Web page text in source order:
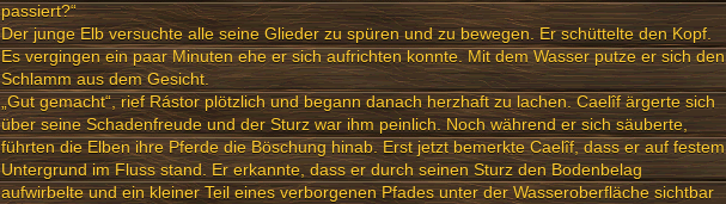
passiert?“
Der junge Elb versuchte alle seine Glieder zu spüren und zu bewegen. Er schüttelte den Kopf.
Es vergingen ein paar Minuten ehe er sich aufrichten konnte. Mit dem Wasser putze er sich den
Schlamm aus dem Gesicht.
„Gut gemacht“, rief Rástor plötzlich und begann danach herzhaft zu lachen. Caelîf ärgerte sich
über seine Schadenfreude und der Sturz war ihm peinlich. Noch während er sich säuberte,
führten die Elben ihre Pferde die Böschung hinab. Erst jetzt bemerkte Caelîf, dass er auf festem
Untergrund im Fluss stand. Er erkannte, dass er durch seinen Sturz den Bodenbelag
aufwirbelte und ein kleiner Teil eines verborgenen Pfades unter der Wasseroberfläche sichtbar